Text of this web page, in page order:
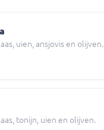
uien, ansjovis en olijven.
tonijn, uien en olijven.